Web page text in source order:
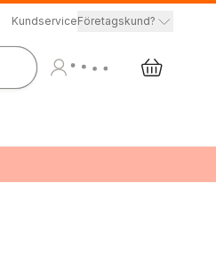
KundserviceFöretagskund?